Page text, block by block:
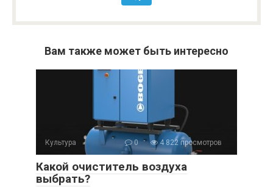
Вам также может быть интересно
Культура 0 4 822 просмотров
Какой очиститель воздуха
выбрать?